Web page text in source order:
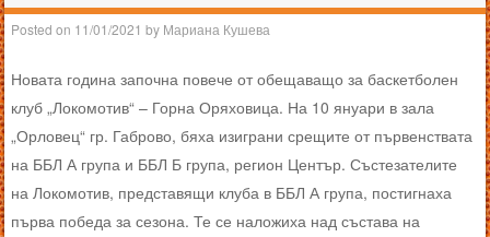
Posted on 11/01/2021 by Мариана Кушева
Новата година започна повече от обещаващо за баскетболен
клуб „Локомотив“ – Горна Оряховица. На 10 януари в зала
„Орловец“ гр. Габрово, бяха изиграни срещите от първенствата
на ББЛ А група и ББЛ Б група, регион Център. Състезателите
на Локомотив, представящи клуба в ББЛ А група, постигнаха
първа победа за сезона. Те се наложиха над състава на